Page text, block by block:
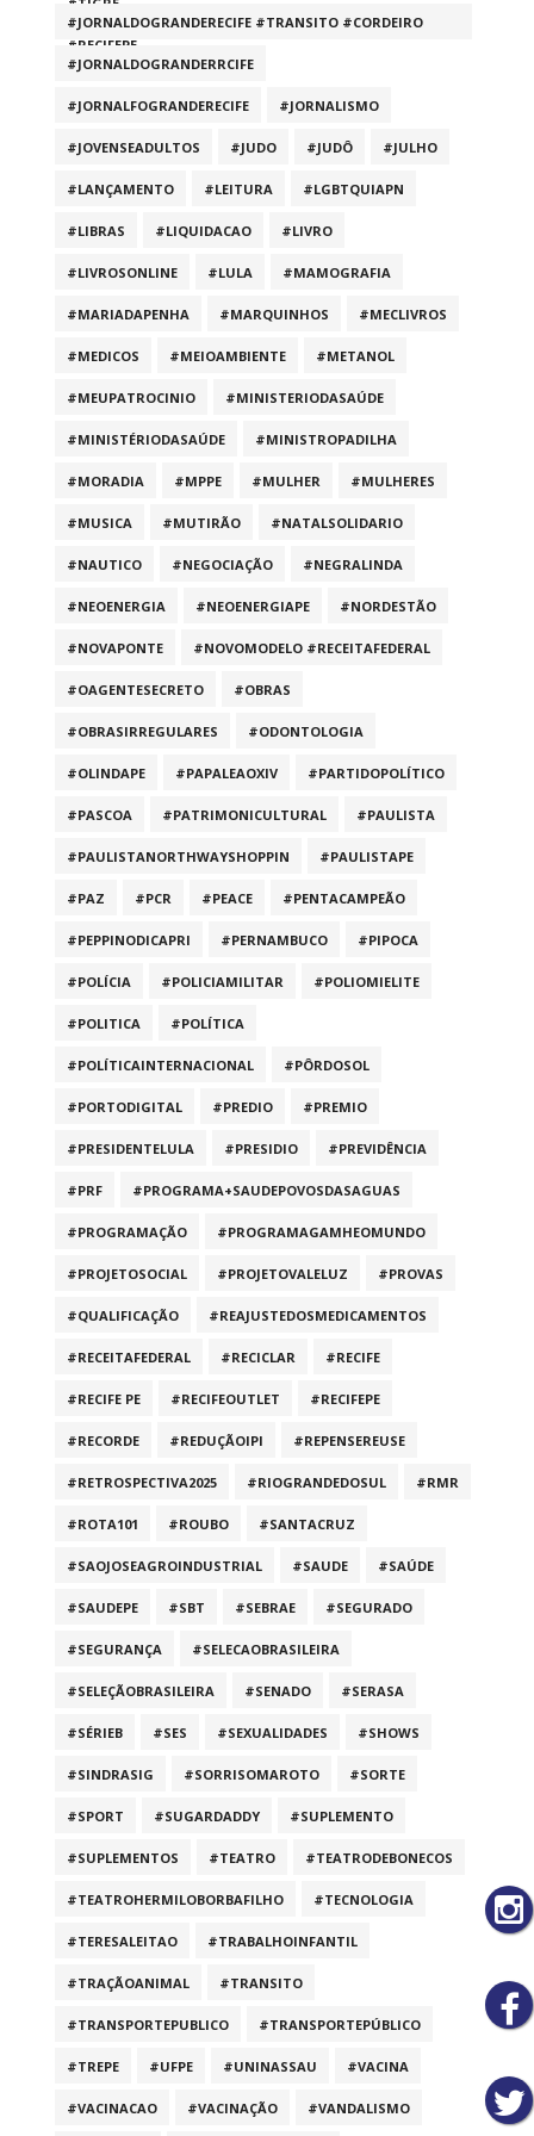
#JORNALDOGRANDERECIFE #TRANSITO #CORDEIRO
#RECIFEPE
#JORNALDOGRANDERRCIFE
#JORNALFOGRANDERECIFE #JORNALISMO
#JOVENSEADULTOS #JUDO #JUDÔ #JULHO
#LANÇAMENTO #LEITURA #LGBTQUIAPN
#LIBRAS #LIQUIDACAO #LIVRO
#LIVROSONLINE #LULA #MAMOGRAFIA
#MARIADAPENHA #MARQUINHOS #MECLIVROS
#MEDICOS #MEIOAMBIENTE #METANOL
#MEUPATROCINIO #MINISTERIODASAÚDE
#MINISTÉRIODASAÚDE #MINISTROPADILHA
#MORADIA #MPPE #MULHER #MULHERES
#MUSICA #MUTIRÃO #NATALSOLIDARIO
#NAUTICO #NEGOCIAÇÃO #NEGRALINDA
#NEOENERGIA #NEOENERGIAPE #NORDESTÃO
#NOVAPONTE #NOVOMODELO #RECEITAFEDERAL
#OAGENTESECRETO #OBRAS
#OBRASIRREGULARES #ODONTOLOGIA
#OLINDAPE #PAPALEAOXIV #PARTIDOPOLÍTICO
#PASCOA #PATRIMONICULTURAL #PAULISTA
#PAULISTANORTHWAYSHOPPIN #PAULISTAPE
#PAZ #PCR #PEACE #PENTACAMPEÃO
#PEPPINODICAPRI #PERNAMBUCO #PIPOCA
#POLÍCIA #POLICIAMILITAR #POLIOMIELITE
#POLITICA #POLÍTICA
#POLÍTICAINTERNACIONAL #PÔRDOSOL
#PORTODIGITAL #PREDIO #PREMIO
#PRESIDENTELULA #PRESIDIO #PREVIDÊNCIA
#PRF #PROGRAMA+SAUDEPOVOSDASAGUAS
#PROGRAMAÇÃO #PROGRAMAGAMHEOMUNDO
#PROJETOSOCIAL #PROJETOVALELUZ #PROVAS
#QUALIFICAÇÃO #REAJUSTEDOSMEDICAMENTOS
#RECEITAFEDERAL #RECICLAR #RECIFE
#RECIFE PE #RECIFEOUTLET #RECIFEPE
#RECORDE #REDUÇÃOIPI #REPENSEREUSE
#RETROSPECTIVA2025 #RIOGRANDEDOSUL #RMR
#ROTA101 #ROUBO #SANTACRUZ
#SAOJOSEAGROINDUSTRIAL #SAUDE #SAÚDE
#SAUDEPE #SBT #SEBRAE #SEGURADO
#SEGURANÇA #SELECAOBRASILEIRA
#SELEÇÃOBRASILEIRA #SENADO #SERASA
#SÉRIEB #SES #SEXUALIDADES #SHOWS
#SINDRASIG #SORRISOMAROTO #SORTE
#SPORT #SUGARDADDY #SUPLEMENTO
#SUPLEMENTOS #TEATRO #TEATRODEBONECOS
#TEATROHERMILOBORBAFILHO #TECNOLOGIA
#TERESALEITAO #TRABALHOINFANTIL
#TRAÇÃOANIMAL #TRANSITO
#TRANSPORTEPUBLICO #TRANSPORTEPÚBLICO
#TREPE #UFPE #UNINASSAU #VACINA
#VACINACAO #VACINAÇÃO #VANDALISMO